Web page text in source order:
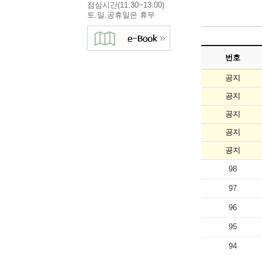
점심시간(11:30~13:00)
토,일,공휴일은 휴무
번호
공지
공지
공지
공지
공지
98
97
96
95
94